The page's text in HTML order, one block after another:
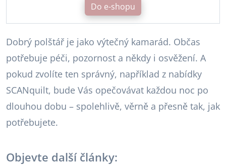
Do e-shopu
Dobrý polštář je jako výtečný kamarád. Občas
potřebuje péči, pozornost a někdy i osvěžení. A
pokud zvolíte ten správný, například z nabídky
SCANquilt, bude Vás opečovávat každou noc po
dlouhou dobu – spolehlivě, věrně a přesně tak, jak
potřebujete.
Objevte další články: